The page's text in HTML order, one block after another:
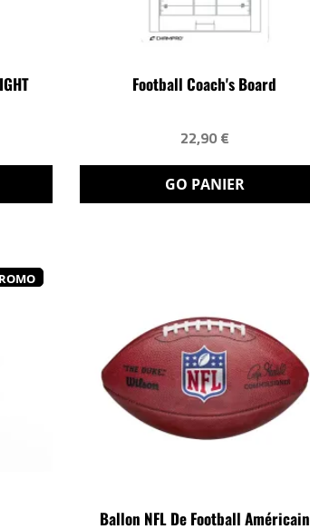
Football Coach's Board
22,90 €
GO PANIER
Ballon NFL De Football Américain